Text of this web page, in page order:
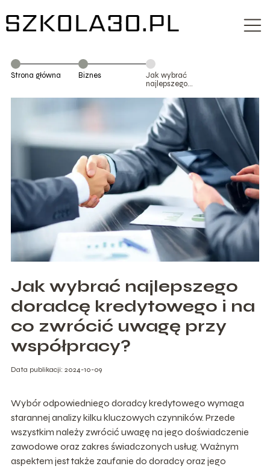
Strona główna Biznes
Jak wybrać
najlepszego
kredytowego i
na co zwrócić
uwagę przy
współpracy?
Jak wybrać najlepszego
doradcę kredytowego i na
co zwrócić uwagę przy
współpracy?
Data publikacji: 2024-10-09
Wybór odpowiedniego doradcy kredytowego wymaga
starannej analizy kilku kluczowych czynników. Przede
wszystkim należy zwrócić uwagę na jego doświadczenie
zawodowe oraz zakres świadczonych usług. Ważnym
aspektem jest także zaufanie do doradcy oraz jego